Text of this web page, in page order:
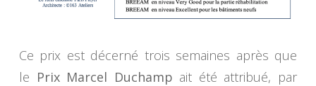
Ce prix est décerné trois semaines après que
le Prix Marcel Duchamp ait été attribué, par